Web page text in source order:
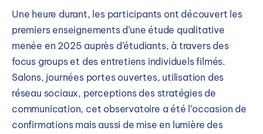
Une heure durant, les participants ont découvert les
premiers enseignements d’une étude qualitative
menée en 2025 auprès d’étudiants, à travers des
focus groups et des entretiens individuels filmés.
Salons, journées portes ouvertes, utilisation des
réseau sociaux, perceptions des stratégies de
communication, cet observatoire a été l’occasion de
confirmations mais aussi de mise en lumière des